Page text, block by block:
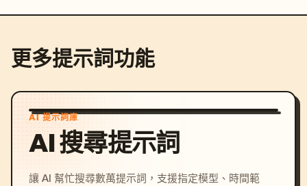
更多提示詞功能
AI 提示詞庫
AI 搜尋提示詞
讓 AI 幫忙搜尋數萬提示詞，支援指定模型、時間範